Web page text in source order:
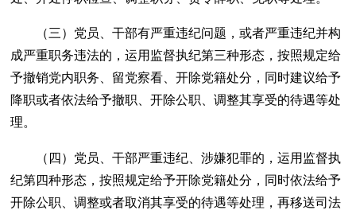
（三）党员、干部有严重违纪问题，或者严重违纪并构
成严重职务违法的，运用监督执纪第三种形态，按照规定给
予撤销党内职务、留党察看、开除党籍处分，同时建议给予
降职或者依法给予撤职、开除公职、调整其享受的待遇等处
理。
（四）党员、干部严重违纪、涉嫌犯罪的，运用监督执
纪第四种形态，按照规定给予开除党籍处分，同时依法给予
开除公职、调整或者取消其享受的待遇等处理，再移送司法